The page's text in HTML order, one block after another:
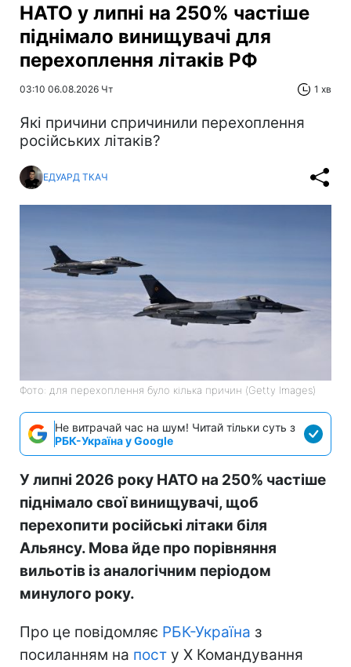
НАТО у липні на 250% частіше
піднімало винищувачі для
перехоплення літаків РФ
03:10 06.08.2026 Чт 1 хв
Які причини спричинили перехоплення
російських літаків?
ЕДУАРД ТКАЧ
Фото: для перехоплення було кілька причин (Getty Images)
Не витрачай час на шум! Читай тільки суть з
РБК-Україна у Google
У липні 2026 року НАТО на 250% частіше
піднімало свої винищувачі, щоб
перехопити російські літаки біля
Альянсу. Мова йде про порівняння
вильотів із аналогічним періодом
минулого року.
Про це повідомляє РБК-Україна з
посиланням на пост у Х Командування